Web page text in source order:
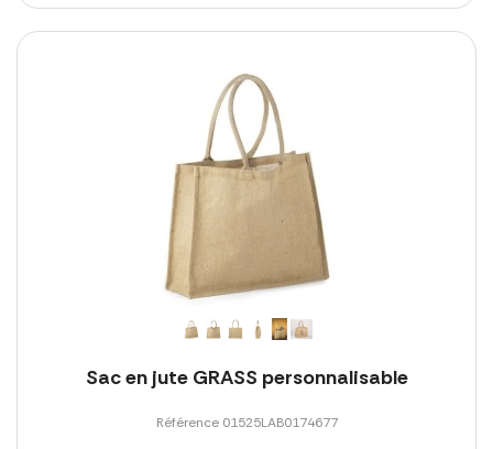
Sac en jute GRASS personnalisable
Référence 01525LAB0174677